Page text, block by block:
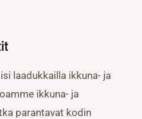
laadukkailla ikkuna- ja
ikkuna- ja
parantavat kodin